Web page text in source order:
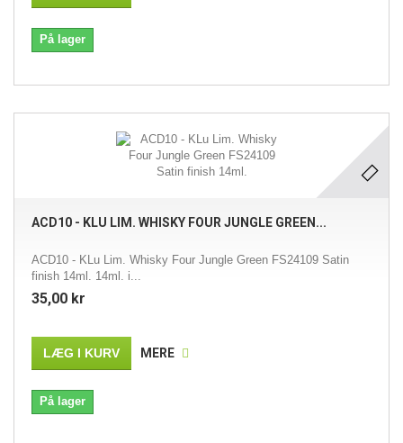
På lager
ACD10 - KLU LIM. WHISKY FOUR JUNGLE GREEN...
ACD10 - KLu Lim. Whisky Four Jungle Green FS24109 Satin
finish 14ml. 14ml. i...
35,00 kr
LÆG I KURV MERE
På lager